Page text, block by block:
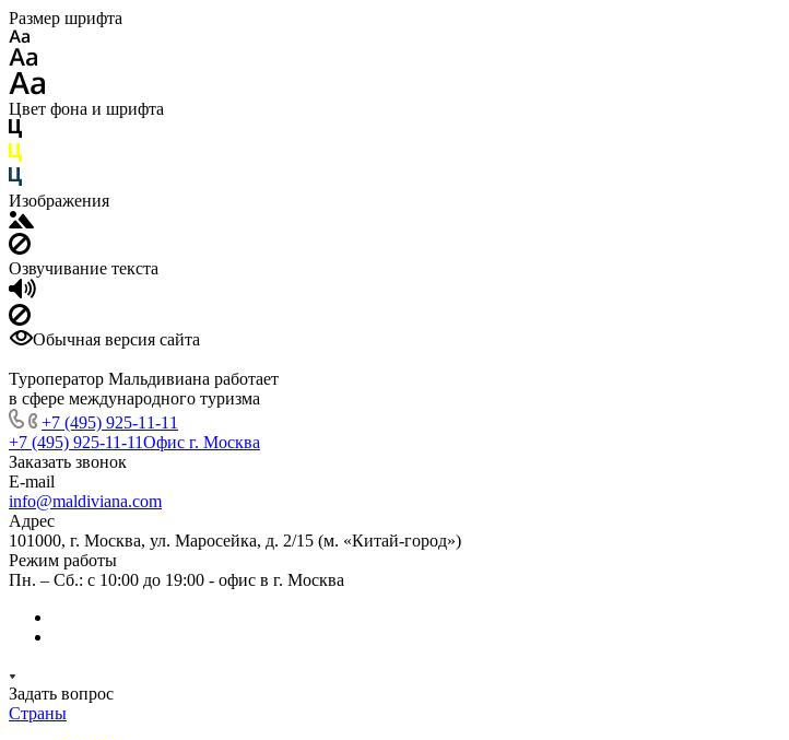
Размер шрифта
Цвет фона и шрифта
Изображения
Озвучивание текста
Обычная версия сайта
Туроператор Мальдивиана работает
в сфере международного туризма
+7 (495) 925-11-11
+7 (495) 925-11-11Офис г. Москва
Заказать звонок
E-mail
info@maldiviana.com
Адрес
101000, г. Москва, ул. Маросейка, д. 2/15 (м. «Китай-город»)
Режим работы
Пн. – Сб.: с 10:00 до 19:00 - офис в г. Москва
Задать вопрос
Страны